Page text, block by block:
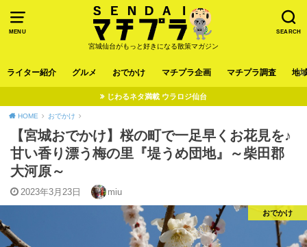
MENU SEARCH
宮城仙台がもっと好きになる散策マガジン
ライター紹介 グルメ おでかけ マチプラ企画 マチプラ調査 地
じわるネタ満載 ウラロジ仙台
HOME おでかけ
【宮城おでかけ】桜の町で一足早くお花見を♪
甘い香り漂う梅の里『堤うめ団地』～柴田郡
大河原～
2023年3月23日 miu
おでかけ